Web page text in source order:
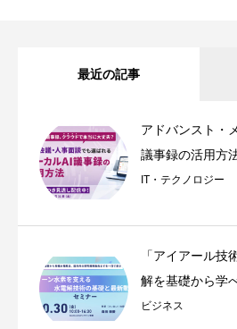
最近の記事
アドバンスト・
議事録の活用方
IT・テクノロジー
「アイアール技
解を基礎から学
ビジネス